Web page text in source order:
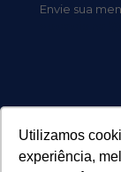
Utilizamos
experiência,
Envie sua